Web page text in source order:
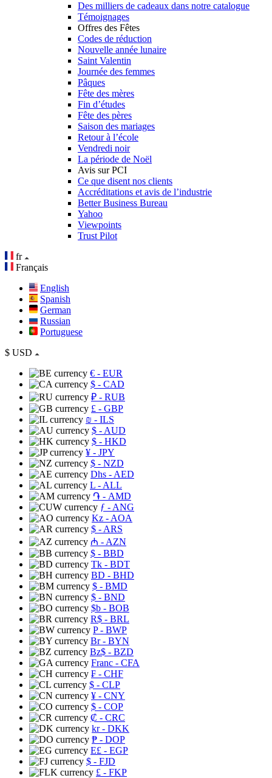
Des milliers de cadeaux dans notre catalogue
Témoignages
Offres des Fêtes
Codes de réduction
Nouvelle année lunaire
Saint Valentin
Journée des femmes
Pâques
Fête des mères
Fin d’études
Fête des pères
Saison des mariages
Retour à l’école
Vendredi noir
La période de Noël
Avis sur PCI
Ce que disent nos clients
Accréditations et avis de l’industrie
Better Business Bureau
Yahoo
Viewpoints
Trust Pilot
fr
Français
English
Spanish
German
Russian
Portuguese
$ USD
€ - EUR
$ - CAD
₽ - RUB
£ - GBP
₪ - ILS
$ - AUD
$ - HKD
¥ - JPY
$ - NZD
Dhs - AED
L - ALL
֏ - AMD
ƒ - ANG
Kz - AOA
$ - ARS
₼ - AZN
$ - BBD
Tk - BDT
BD - BHD
$ - BMD
$ - BND
$b - BOB
R$ - BRL
P- BWP
Br- BYN
Bz$ - BZD
Franc - CFA
₣ - CHF
$ - CLP
¥ - CNY
$ - COP
₡ - CRC
kr- DKK
₱ - DOP
E£ - EGP
$ - FJD
£ - FKP